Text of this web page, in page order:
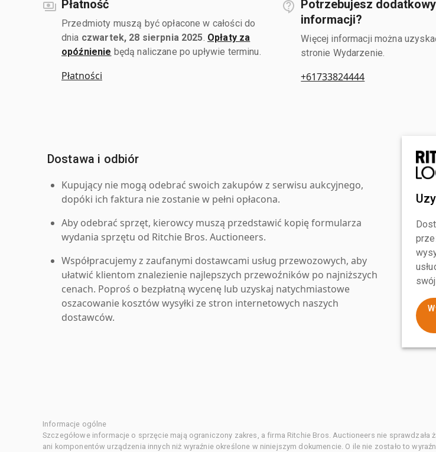
Płatność
Przedmioty muszą być opłacone w całości do
dnia czwartek, 28 sierpnia 2025 Opłaty za
opóźnienie będą naliczane po upływie terminu.
Płatności
Potrzebujesz
informacji?
Więcej informacji można
stronie Wydarzenie.
+61733824444
Dostawa i odbiór
Kupujący nie mogą odebrać swoich zakupów z serwisu aukcyjnego,
dopóki ich faktura nie zostanie w pełni opłacona.
Aby odebrać sprzęt, kierowcy muszą przedstawić kopię formularza
wydania sprzętu od Ritchie Bros. Auctioneers.
Współpracujemy z zaufanymi dostawcami usług przewozowych, aby
ułatwić klientom znalezienie najlepszych przewoźników po najniższych
cenach. Poproś o bezpłatną wycenę lub uzyskaj natychmiastowe
oszacowanie kosztów wysyłki ze stron internetowych naszych
dostawców.
Informacje ogólne
Szczegółowe informacje o sprzęcie mają ograniczony zakres, a firma Ritchie Bros. Auctioneers nie sprawdzała
ani komponentów urządzenia innych niż wyraźnie określone w niniejszym dokumencie. O ile nie zostało to